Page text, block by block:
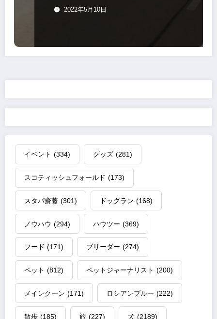
よ～
2022年5月10日
イベント (334) グッズ (281)
スコティッシュフォールド (173)
スタパ齋藤 (301) ドッグラン (168)
ノウハウ (294) ハウツー (369)
フード (171) ブリーダー (274)
ペット (812) ペットジャーナリスト (200)
メインクーン (171) ロシアンブルー (222)
散歩 (185) 旅 (227) 犬 (2189)